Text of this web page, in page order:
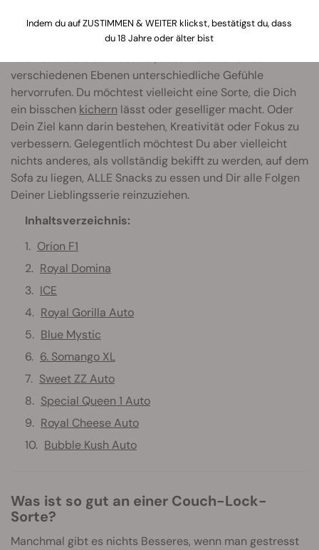
verschiedenen Ebenen unterschiedliche Gefühle
hervorrufen. Du möchtest vielleicht eine Sorte, die Dich
ein bisschen kichern lässt oder geselliger macht. Oder
Dein Ziel kann darin bestehen, Kreativität oder Fokus zu
verbessern. Gelegentlich möchtest Du aber vielleicht
nichts anderes, als vollständig bekifft zu werden, auf dem
Sofa zu liegen, ALLE Snacks zu essen und Dir alle Folgen
Deiner Lieblingsserie reinzuziehen.
Inhaltsverzeichnis:
Orion F1
Royal Domina
ICE
Royal Gorilla Auto
Blue Mystic
6. Somango XL
Sweet ZZ Auto
Special Queen 1 Auto
Royal Cheese Auto
Bubble Kush Auto
Was ist so gut an einer Couch-Lock-
Sorte?
Manchmal gibt es nichts Besseres, wenn man gestresst
Indem du auf ZUSTIMMEN & WEITER klickst, bestätigst du, dass
du 18 Jahre oder älter bist